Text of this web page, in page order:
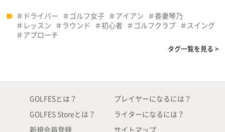
ドライバー ゴルフ女子 アイアン
香妻琴乃
レッスン
ラウンド 初心者 ゴルフクラブ
スイング
アプローチ
タグ一覧を見る >
GOLFESとは？
GOLFES Storeとは？
新規会員登録
プレイヤーになるには？
ライターになるには？
サイトマップ